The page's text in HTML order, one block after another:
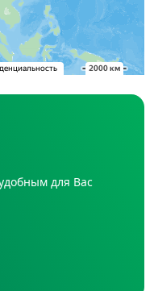
для Вас